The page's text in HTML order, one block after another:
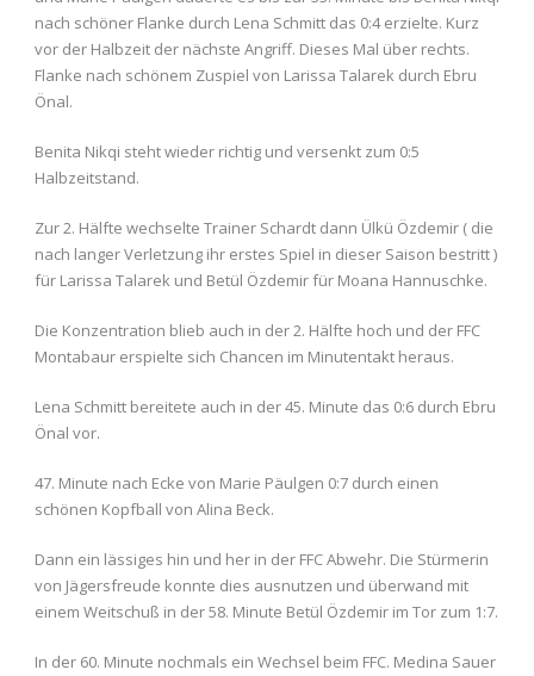
nach schöner Flanke durch Lena Schmitt das 0:4 erzielte. Kurz
vor der Halbzeit der nächste Angriff. Dieses Mal über rechts.
Flanke nach schönem Zuspiel von Larissa Talarek durch Ebru
Önal.
Benita Nikqi steht wieder richtig und versenkt zum 0:5
Halbzeitstand.
Zur 2. Hälfte wechselte Trainer Schardt dann Ülkü Özdemir ( die
nach langer Verletzung ihr erstes Spiel in dieser Saison bestritt )
für Larissa Talarek und Betül Özdemir für Moana Hannuschke.
Die Konzentration blieb auch in der 2. Hälfte hoch und der FFC
Montabaur erspielte sich Chancen im Minutentakt heraus.
Lena Schmitt bereitete auch in der 45. Minute das 0:6 durch Ebru
Önal vor.
47. Minute nach Ecke von Marie Päulgen 0:7 durch einen
schönen Kopfball von Alina Beck.
Dann ein lässiges hin und her in der FFC Abwehr. Die Stürmerin
von Jägersfreude konnte dies ausnutzen und überwand mit
einem Weitschuß in der 58. Minute Betül Özdemir im Tor zum 1:7.
In der 60. Minute nochmals ein Wechsel beim FFC. Medina Sauer